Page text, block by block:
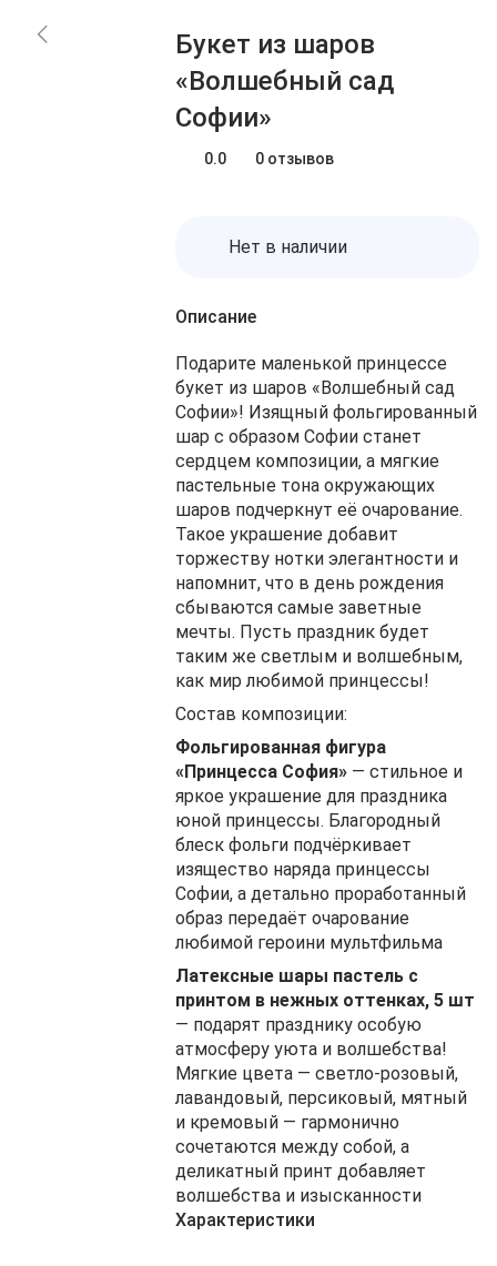
Блог
О нас
Заказы
Букет из шаров
«Волшебный сад
Софии»
0.0 0 отзывов
Нет в наличии
Описание
Подарите маленькой принцессе
букет из шаров «Волшебный сад
Софии»! Изящный фольгированный
шар с образом Софии станет
сердцем композиции, а мягкие
пастельные тона окружающих
шаров подчеркнут её очарование.
Такое украшение добавит
торжеству нотки элегантности и
напомнит, что в день рождения
сбываются самые заветные
мечты. Пусть праздник будет
таким же светлым и волшебным,
как мир любимой принцессы!
Состав композиции:
Фольгированная фигура
«Принцесса София» — стильное и
яркое украшение для праздника
юной принцессы. Благородный
блеск фольги подчёркивает
изящество наряда принцессы
Софии, а детально проработанный
образ передаёт очарование
любимой героини мультфильма
Латексные шары пастель с
принтом в нежных оттенках, 5 шт
— подарят празднику особую
атмосферу уюта и волшебства!
Мягкие цвета — светло‑розовый,
лавандовый, персиковый, мятный
и кремовый — гармонично
сочетаются между собой, а
деликатный принт добавляет
волшебства и изысканности
Характеристики